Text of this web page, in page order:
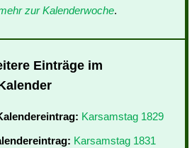
zur Kalenderwoche.
Einträge im
Karsamstag 1829
Karsamstag 1831